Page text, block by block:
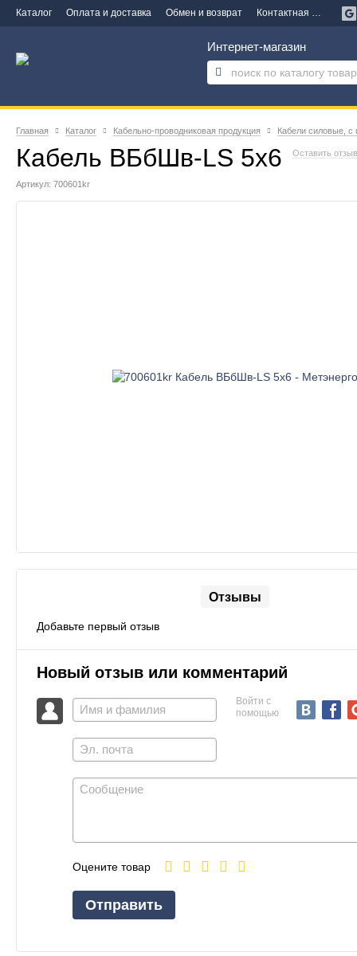
Каталог Оплата и доставка Обмен и возврат Контактная информация
Интернет-магазин
Главная Каталог Кабельно-проводниковая продукция Кабели силовые, с
Кабель ВБбШв-LS 5х6 Оставить отзыв
Артикул: 700601kr
Отзывы
Добавьте первый отзыв
Новый отзыв или комментарий
Войти с
помощью
Оцените товар
Отправить